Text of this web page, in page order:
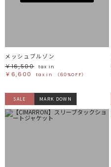
メッシュブルゾン
￥16,500
tax in
￥6,600 tax in （60%OFF）
SALE MARK DOWN